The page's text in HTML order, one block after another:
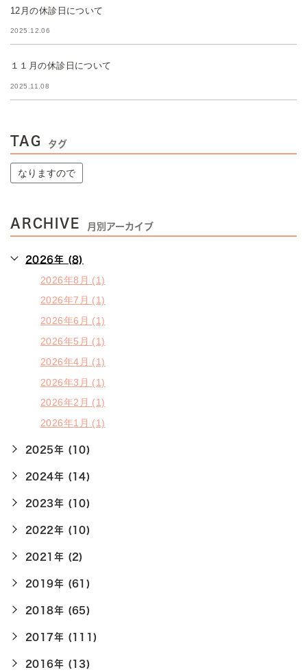
12月の休診日について
2025.12.06
１１月の休診日について
2025.11.08
TAG タグ
なりますので
ARCHIVE 月別アーカイブ
2026年 (8)
2026年8月 (1)
2026年7月 (1)
2026年6月 (1)
2026年5月 (1)
2026年4月 (1)
2026年3月 (1)
2026年2月 (1)
2026年1月 (1)
2025年 (10)
2024年 (14)
2023年 (10)
2022年 (10)
2021年 (2)
2019年 (61)
2018年 (65)
2017年 (111)
2016年 (13)